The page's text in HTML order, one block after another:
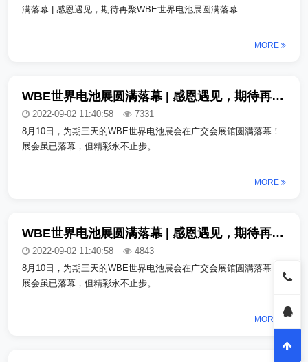
满落幕 | 感恩遇见，期待再聚WBE世界电池展圆满落幕...
MORE
WBE世界电池展圆满落幕 | 感恩遇见，期待再聚_copy_copy_copy
2022-09-02 11:40:58
7331
8月10日，为期三天的WBE世界电池展会在广交会展馆圆满落幕！
MORE
WBE世界电池展圆满落幕 | 感恩遇见，期待再聚_copy_copy_copy
2022-09-02 11:40:58
4843
8月10日，为期三天的WBE世界电池展会在广交会展馆圆满落幕！
MORE